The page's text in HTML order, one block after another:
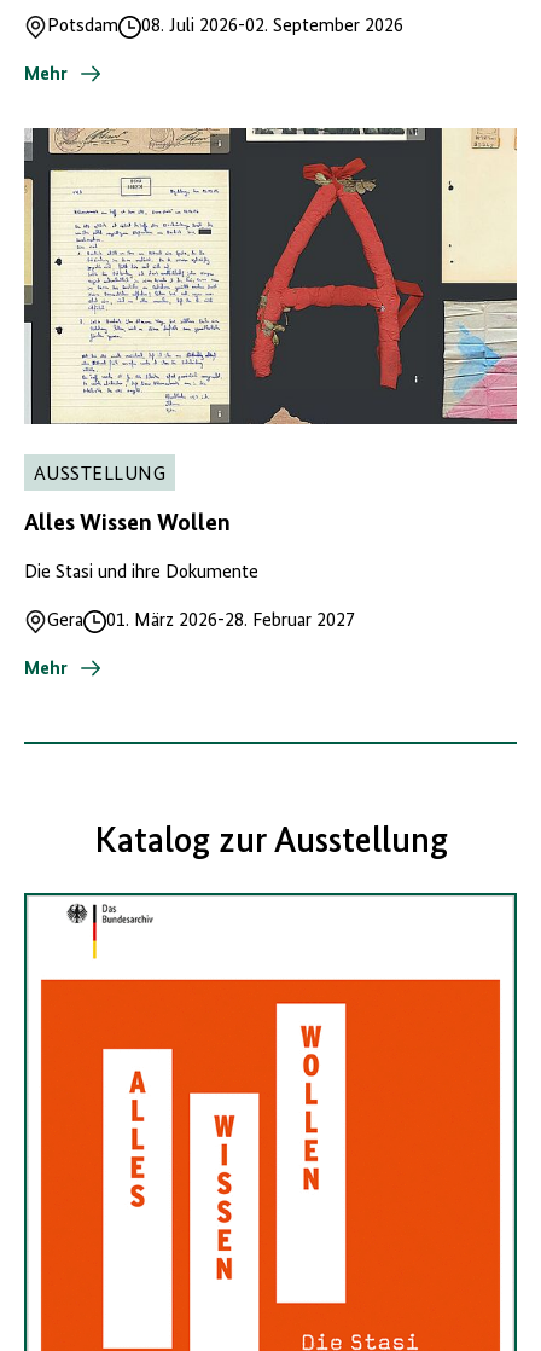
Ort
Potsdam
Datum
08. Juli 2026-02. September 2026
Mehr
AUSSTELLUNG
Alles Wissen Wollen
Die Stasi und ihre Dokumente
Ort
Gera
Datum
01. März 2026-28. Februar 2027
Mehr
Katalog zur Ausstellung